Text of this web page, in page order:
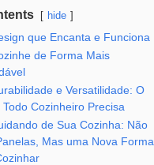
hide
que Encanta e Funciona
de Forma Mais
e Versatilidade: O
Todo Cozinheiro Precisa
de Sua Cozinha: Não
Mas uma Nova Forma